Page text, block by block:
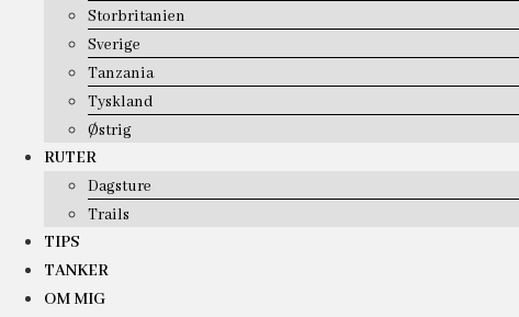
Storbritanien
Sverige
Tanzania
Tyskland
Østrig
RUTER
Dagsture
Trails
TIPS
TANKER
OM MIG